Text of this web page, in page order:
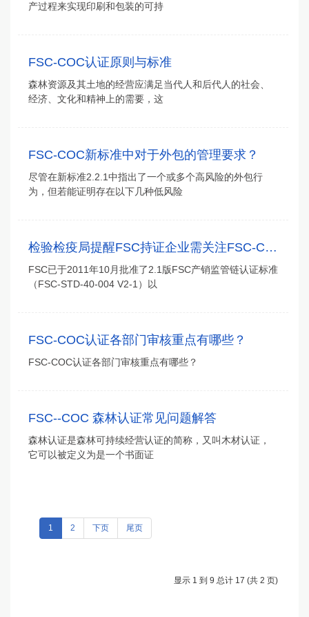
产过程来实现印刷和包装的可持
FSC-COC认证原则与标准
森林资源及其土地的经营应满足当代人和后代人的社会、
经济、文化和精神上的需要，这
FSC-COC新标准中对于外包的管理要求？
尽管在新标准2.2.1中指出了一个或多个高风险的外包行
为，但若能证明存在以下几种低风险
检验检疫局提醒FSC持证企业需关注FSC-CoC 2011新版标准中的变化
FSC已于2011年10月批准了2.1版FSC产销监管链认证标准
（FSC-STD-40-004 V2-1）以
FSC-COC认证各部门审核重点有哪些？
FSC-COC认证各部门审核重点有哪些？
FSC--COC 森林认证常见问题解答
森林认证是森林可持续经营认证的简称，又叫木材认证，
它可以被定义为是一个书面证
1 2 下页 尾页
显示 1 到 9 总计 17 (共 2 页)